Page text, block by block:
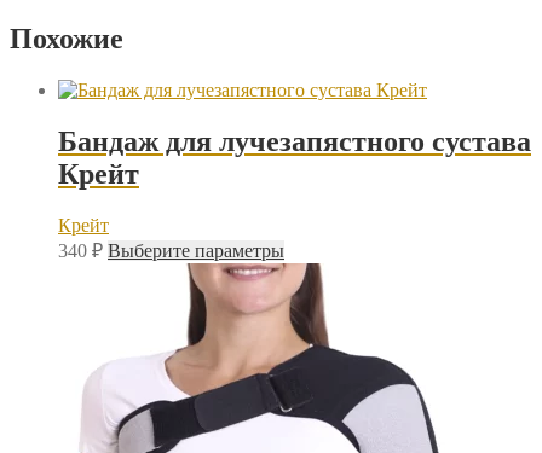
Похожие
Бандаж для лучезапястного сустава
Крейт
Крейт
340 ₽ Выберите параметрыЭтот
товар
имеет
несколько
вариаций.
Опции
можно
выбрать
на
странице